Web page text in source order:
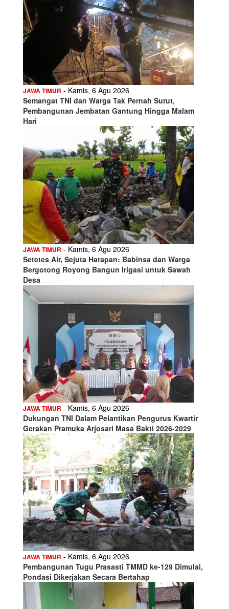
JAWA TIMUR - Kamis, 6 Agu 2026
Semangat TNI dan Warga Tak Pernah Surut,
Pembangunan Jembatan Gantung Hingga Malam
Hari
JAWA TIMUR - Kamis, 6 Agu 2026
Setetes Air, Sejuta Harapan: Babinsa dan Warga
Bergotong Royong Bangun Irigasi untuk Sawah
Desa
JAWA TIMUR - Kamis, 6 Agu 2026
Dukungan TNI Dalam Pelantikan Pengurus Kwartir
Gerakan Pramuka Arjosari Masa Bakti 2026-2029
JAWA TIMUR - Kamis, 6 Agu 2026
Pembangunan Tugu Prasasti TMMD ke-129 Dimulai,
Pondasi Dikerjakan Secara Bertahap